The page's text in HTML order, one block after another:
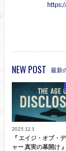
NEW POST 最新
2025.12.1
『 エイジ・オブ・
ャー 真実の幕開け